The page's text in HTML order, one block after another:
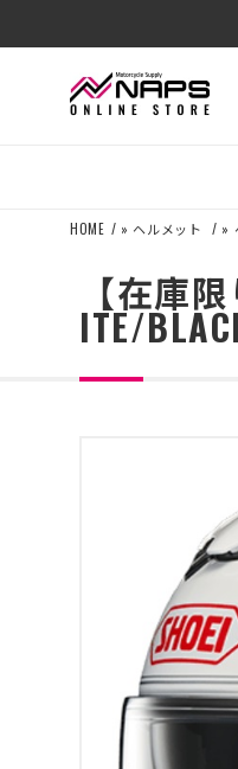
HOME » ヘルメット »
【在庫
ITE/